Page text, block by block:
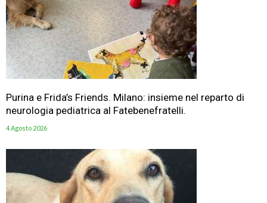
Purina e Frida’s Friends. Milano: insieme nel reparto di
neurologia pediatrica al Fatebenefratelli.
4 Agosto 2026